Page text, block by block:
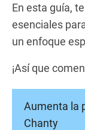
En esta guía,
esenciales
un enfoque
¡Así que
Aumenta la
Chanty